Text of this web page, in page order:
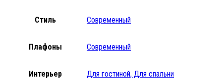
Стиль Современный
Плафоны Современный
Интерьер Для гостиной, Для спальни